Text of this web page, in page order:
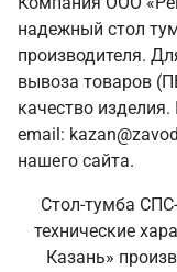
надежный стол
производителя.
вывоза товаров
качество
email:
нашего сайта.
Стол-тумба
технические
Казань»